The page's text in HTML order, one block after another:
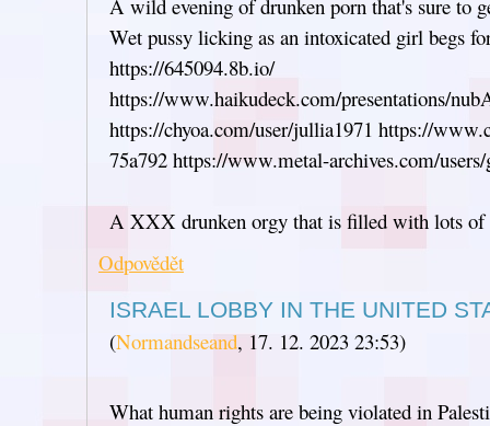
A wild evening of drunken porn that's sure to
Wet pussy licking as an intoxicated girl begs
https://645094.8b.io/
https://www.haikudeck.com/presentations/
https://chyoa.com/user/jullia1971 https://
75a792 https://www.metal-archives.com/
A XXX drunken orgy that is filled with lots of
Odpovědět
ISRAEL LOBBY IN THE UNITED
(Normandseand, 17. 12. 2023 23:53)
What human rights are being violated in